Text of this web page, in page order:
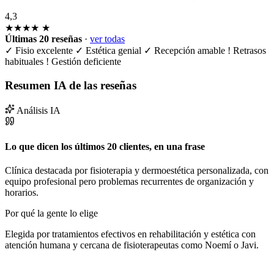
4,3
★★★★ ★
Últimas 20 reseñas · ver todas
✓ Fisio excelente ✓ Estética genial ✓ Recepción amable ! Retrasos
habituales ! Gestión deficiente
Resumen IA de las reseñas
Análisis IA
Lo que dicen los últimos 20 clientes, en una frase
Clínica destacada por fisioterapia y dermoestética personalizada, con
equipo profesional pero problemas recurrentes de organización y
horarios.
Por qué la gente lo elige
Elegida por tratamientos efectivos en rehabilitación y estética con
atención humana y cercana de fisioterapeutas como Noemí o Javi.